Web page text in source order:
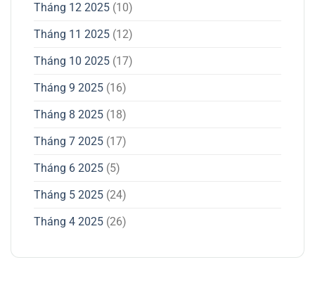
Tháng 12 2025 (10)
Tháng 11 2025 (12)
Tháng 10 2025 (17)
Tháng 9 2025 (16)
Tháng 8 2025 (18)
Tháng 7 2025 (17)
Tháng 6 2025 (5)
Tháng 5 2025 (24)
Tháng 4 2025 (26)